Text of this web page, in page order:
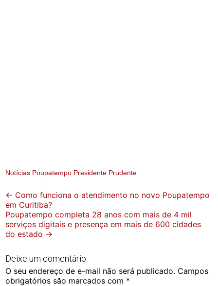
Notícias Poupatempo Presidente Prudente
Post
navigation
← Como funciona o atendimento no novo Poupatempo
em Curitiba?
Poupatempo completa 28 anos com mais de 4 mil
serviços digitais e presença em mais de 600 cidades
do estado →
Deixe um comentário
O seu endereço de e-mail não será publicado. Campos
obrigatórios são marcados com *